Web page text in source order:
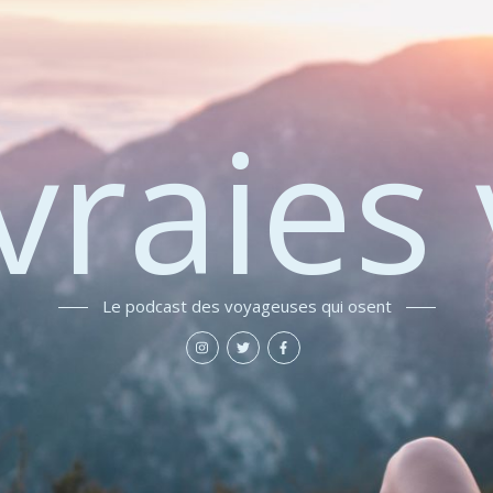
Le podcast des voyageuses qui osent